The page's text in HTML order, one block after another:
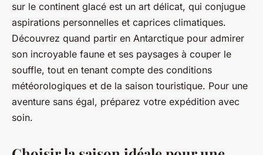
Laura• 16 mai 2024•2 min de lecture
sur le continent glacé est un art délicat, qui conjugue
aspirations personnelles et caprices climatiques.
Découvrez quand partir en Antarctique pour admirer
son incroyable faune et ses paysages à couper le
souffle, tout en tenant compte des conditions
météorologiques et de la saison touristique. Pour une
aventure sans égal, préparez votre expédition avec
soin.